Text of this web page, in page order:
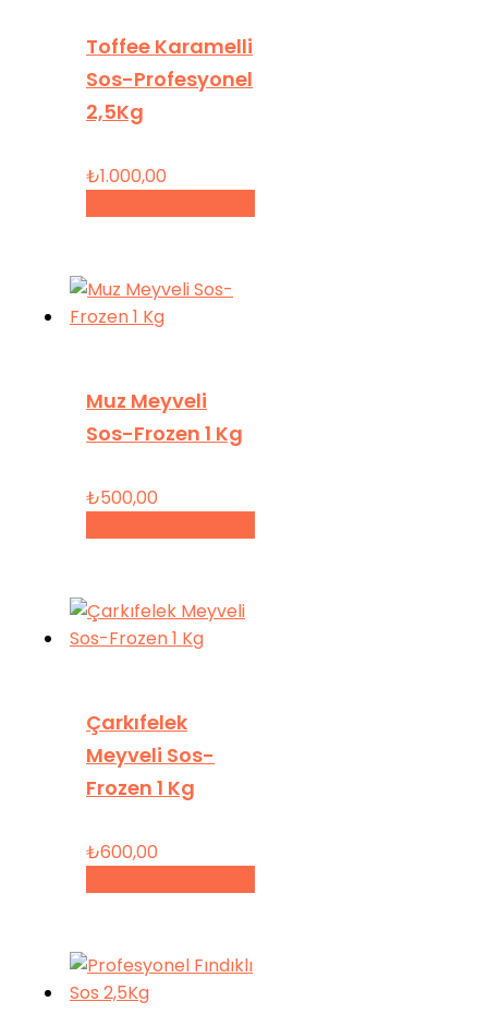
Toffee Karamelli
Sos-Profesyonel
2,5Kg
₺1.000,00
Muz Meyveli
Sos-Frozen 1 Kg
₺500,00
Çarkıfelek
Meyveli Sos-
Frozen 1 Kg
₺600,00